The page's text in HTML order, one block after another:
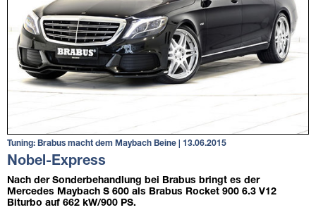
Tuning: Brabus macht dem Maybach Beine | 13.06.2015
Nobel-Express
Nach der Sonderbehandlung bei Brabus bringt es der
Mercedes Maybach S 600 als Brabus Rocket 900 6.3 V12
Biturbo auf 662 kW/900 PS.